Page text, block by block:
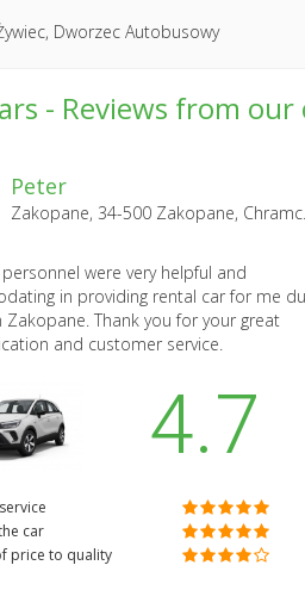
Dworzec Autobusowy
- Reviews from
Peter
personnel were very helpful and
in providing rental car for me
Zakopane. Thank you for your great
and customer service.
4.7
car
price to quality